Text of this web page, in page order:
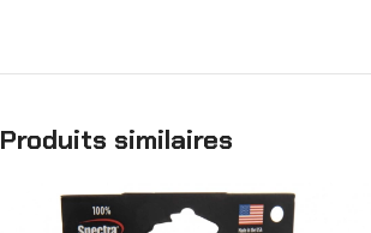
Produits similaires